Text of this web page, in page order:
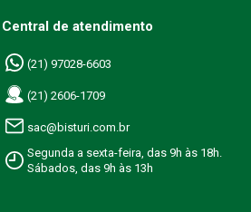
Central de atendimento
(21) 97028-6603
(21) 2606-1709
sac@bisturi.com.br
Segunda a sexta-feira, das 9h às 18h.
Sábados, das 9h às 13h